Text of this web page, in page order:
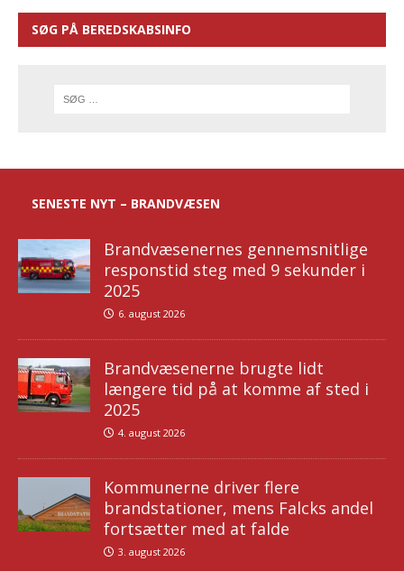
SØG PÅ BEREDSKABSINFO
SENESTE NYT – BRANDVÆSEN
Brandvæsenernes gennemsnitlige
responstid steg med 9 sekunder i
2025
6. august 2026
Brandvæsenerne brugte lidt
længere tid på at komme af sted i
2025
4. august 2026
Kommunerne driver flere
brandstationer, mens Falcks andel
fortsætter med at falde
3. august 2026